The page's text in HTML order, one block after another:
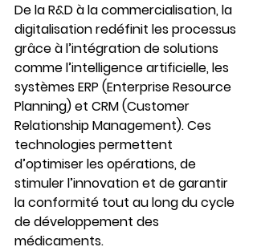
De la R&D à la commercialisation, la
digitalisation redéfinit les processus
grâce à l’intégration de solutions
comme l’intelligence artificielle, les
systèmes ERP (Enterprise Resource
Planning) et CRM (Customer
Relationship Management). Ces
technologies permettent
d’optimiser les opérations, de
stimuler l’innovation et de garantir
la conformité tout au long du cycle
de développement des
médicaments.